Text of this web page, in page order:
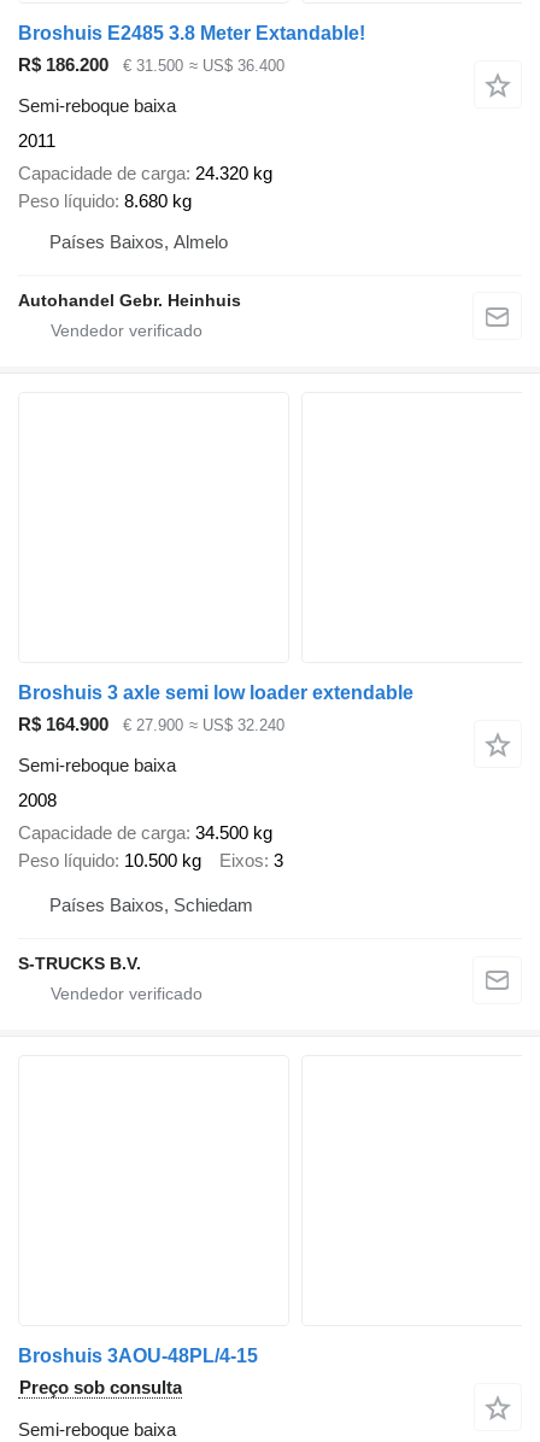
Broshuis E2485 3.8 Meter Extandable!
R$ 186.200
€ 31.500 ≈ US$ 36.400
Semi-reboque baixa
2011
Capacidade de carga 24.320 kg
Peso líquido 8.680 kg
Países Baixos, Almelo
Autohandel Gebr. Heinhuis
Broshuis 3 axle semi low loader extendable
R$ 164.900
€ 27.900 ≈ US$ 32.240
Semi-reboque baixa
2008
Capacidade de carga 34.500 kg
Peso líquido 10.500 kg Eixos 3
Países Baixos, Schiedam
S-TRUCKS B.V.
Broshuis 3AOU-48PL/4-15
Preço sob consulta
Semi-reboque baixa